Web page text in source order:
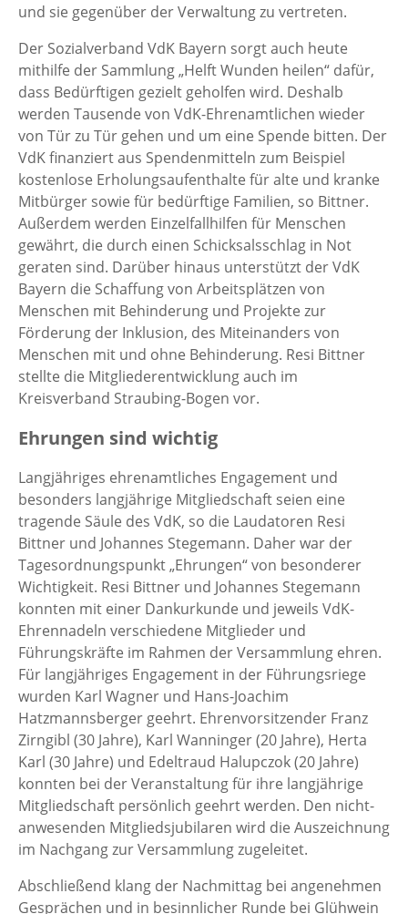
und sie gegenüber der Verwaltung zu vertreten.
Der Sozialverband VdK Bayern sorgt auch heute
mithilfe der Sammlung „Helft Wunden heilen“ dafür,
dass Bedürftigen gezielt geholfen wird. Deshalb
werden Tausende von VdK-Ehrenamtlichen wieder
von Tür zu Tür gehen und um eine Spende bitten. Der
VdK finanziert aus Spendenmitteln zum Beispiel
kostenlose Erholungsaufenthalte für alte und kranke
Mitbürger sowie für bedürftige Familien, so Bittner.
Außerdem werden Einzelfallhilfen für Menschen
gewährt, die durch einen Schicksalsschlag in Not
geraten sind. Darüber hinaus unterstützt der VdK
Bayern die Schaffung von Arbeitsplätzen von
Menschen mit Behinderung und Projekte zur
Förderung der Inklusion, des Miteinanders von
Menschen mit und ohne Behinderung. Resi Bittner
stellte die Mitgliederentwicklung auch im
Kreisverband Straubing-Bogen vor.
Ehrungen sind wichtig
Langjähriges ehrenamtliches Engagement und
besonders langjährige Mitgliedschaft seien eine
tragende Säule des VdK, so die Laudatoren Resi
Bittner und Johannes Stegemann. Daher war der
Tagesordnungspunkt „Ehrungen“ von besonderer
Wichtigkeit. Resi Bittner und Johannes Stegemann
konnten mit einer Dankurkunde und jeweils VdK-
Ehrennadeln verschiedene Mitglieder und
Führungskräfte im Rahmen der Versammlung ehren.
Für langjähriges Engagement in der Führungsriege
wurden Karl Wagner und Hans-Joachim
Hatzmannsberger geehrt. Ehrenvorsitzender Franz
Zirngibl (30 Jahre), Karl Wanninger (20 Jahre), Herta
Karl (30 Jahre) und Edeltraud Halupczok (20 Jahre)
konnten bei der Veranstaltung für ihre langjährige
Mitgliedschaft persönlich geehrt werden. Den nicht-
anwesenden Mitgliedsjubilaren wird die Auszeichnung
im Nachgang zur Versammlung zugeleitet.
Abschließend klang der Nachmittag bei angenehmen
Gesprächen und in besinnlicher Runde bei Glühwein